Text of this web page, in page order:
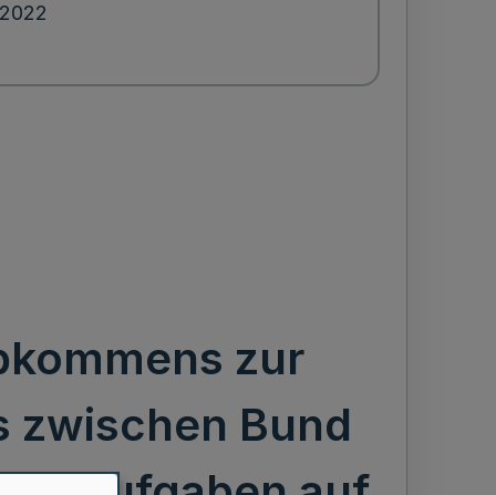
zur
zwischen Bund